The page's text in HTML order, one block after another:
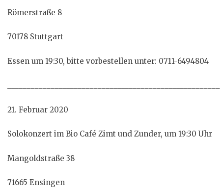
Römerstraße 8
70178 Stuttgart
Essen um 19:30, bitte vorbestellen unter: 0711-6494804
21. Februar 2020
Solokonzert im Bio Café Zimt und Zunder, um 19:30 Uhr
Mangoldstraße 38
71665 Ensingen